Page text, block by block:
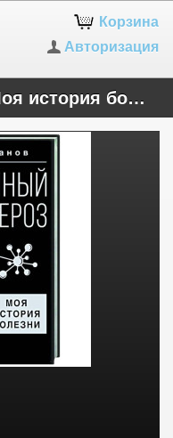
Корзина
Авторизация
Рассеянный склероз. Моя история болезни